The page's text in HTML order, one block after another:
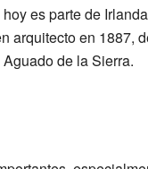
es parte de
arquitecto en 1887,
de la Sierra.